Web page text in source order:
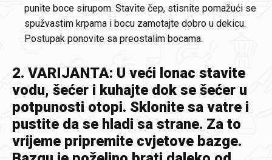
punite boce sirupom. Stavite čep, stisnite pomažući se
spužvastim krpama i bocu zamotajte dobro u dekicu.
Postupak ponovite sa preostalim bocama.
2. VARIJANTA: U veći lonac stavite
vodu, šećer i kuhajte dok se šećer u
potpunosti otopi. Sklonite sa vatre i
pustite da se hladi sa strane. Za to
vrijeme pripremite cvjetove bazge.